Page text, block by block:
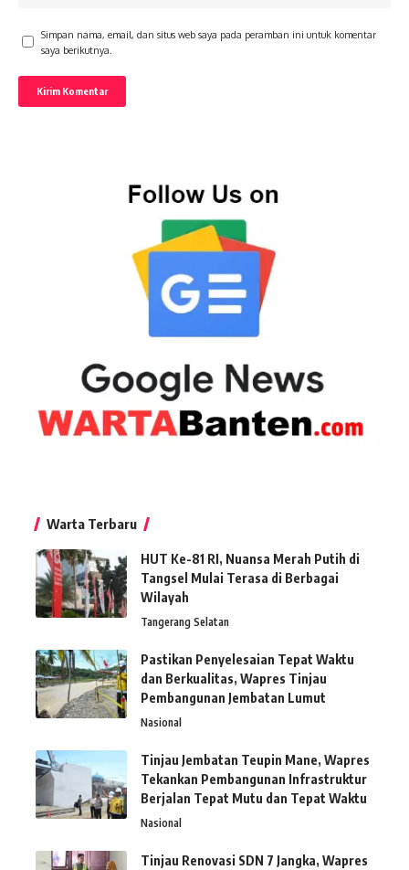
Simpan nama, email, dan situs web saya pada peramban ini untuk komentar
saya berikutnya.
Warta Terbaru
HUT Ke-81 RI, Nuansa Merah Putih di
Tangsel Mulai Terasa di Berbagai
Wilayah
Tangerang Selatan
Pastikan Penyelesaian Tepat Waktu
dan Berkualitas, Wapres Tinjau
Pembangunan Jembatan Lumut
Nasional
Tinjau Jembatan Teupin Mane, Wapres
Tekankan Pembangunan Infrastruktur
Berjalan Tepat Mutu dan Tepat Waktu
Nasional
Tinjau Renovasi SDN 7 Jangka, Wapres